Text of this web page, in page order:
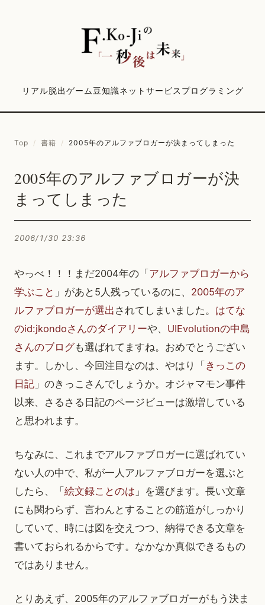
リアル脱出ゲーム豆知識ネットサービス プログラミング
Top / 書籍 / 2005年のアルファブロガーが決まってしまった
2005年のアルファブロガーが決
まってしまった
2006/1/30 23:36
やっべ！！！まだ2004年の「 アルファブロガーから
学ぶこと 」があと5人残っているのに、 2005年のア
ルファブロガーが選出 されてしまいました。 はてな
のid:jkondoさんのダイアリーや、 UIEvolutionの中島
さんのブログも選ばれてますね。おめでとうござい
ます。しかし、今回注目なのは、やはり「 きっこの
日記 」のきっこさんでしょうか。オジャマモン事件
以来、さるさる日記のページビューは激増している
と思われます。
ちなみに、これまでアルファブロガーに選ばれてい
ない人の中で、私が一人アルファブロガーを選ぶと
したら、「 絵文録ことのは 」を選びます。長い文章
にも関わらず、言わんとすることの筋道がしっかり
していて、時には図を交えつつ、納得できる文章を
書いておられるからです。なかなか真似できるもの
ではありません。
とりあえず、2005年のアルファブロガーがもう決ま